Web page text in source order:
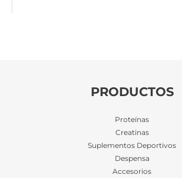
PRODUCTOS
Proteínas
Creatinas
Suplementos Deportivos
Despensa
Accesorios